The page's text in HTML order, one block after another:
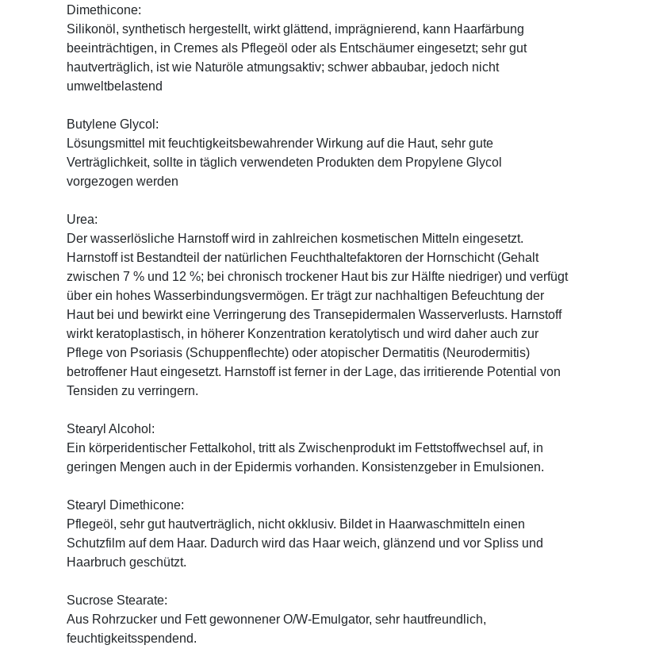
Dimethicone:
Silikonöl, synthetisch hergestellt, wirkt glättend, imprägnierend, kann Haarfärbung
beeinträchtigen, in Cremes als Pflegeöl oder als Entschäumer eingesetzt; sehr gut
hautverträglich, ist wie Naturöle atmungsaktiv; schwer abbaubar, jedoch nicht
umweltbelastend
Butylene Glycol:
Lösungsmittel mit feuchtigkeitsbewahrender Wirkung auf die Haut, sehr gute
Verträglichkeit, sollte in täglich verwendeten Produkten dem Propylene Glycol
vorgezogen werden
Urea:
Der wasserlösliche Harnstoff wird in zahlreichen kosmetischen Mitteln eingesetzt.
Harnstoff ist Bestandteil der natürlichen Feuchthaltefaktoren der Hornschicht (Gehalt
zwischen 7 % und 12 %; bei chronisch trockener Haut bis zur Hälfte niedriger) und verfügt
über ein hohes Wasserbindungsvermögen. Er trägt zur nachhaltigen Befeuchtung der
Haut bei und bewirkt eine Verringerung des Transepidermalen Wasserverlusts. Harnstoff
wirkt keratoplastisch, in höherer Konzentration keratolytisch und wird daher auch zur
Pflege von Psoriasis (Schuppenflechte) oder atopischer Dermatitis (Neurodermitis)
betroffener Haut eingesetzt. Harnstoff ist ferner in der Lage, das irritierende Potential von
Tensiden zu verringern.
Stearyl Alcohol:
Ein körperidentischer Fettalkohol, tritt als Zwischenprodukt im Fettstoffwechsel auf, in
geringen Mengen auch in der Epidermis vorhanden. Konsistenzgeber in Emulsionen.
Stearyl Dimethicone:
Pflegeöl, sehr gut hautverträglich, nicht okklusiv. Bildet in Haarwaschmitteln einen
Schutzfilm auf dem Haar. Dadurch wird das Haar weich, glänzend und vor Spliss und
Haarbruch geschützt.
Sucrose Stearate:
Aus Rohrzucker und Fett gewonnener O/W-Emulgator, sehr hautfreundlich,
feuchtigkeitsspendend.